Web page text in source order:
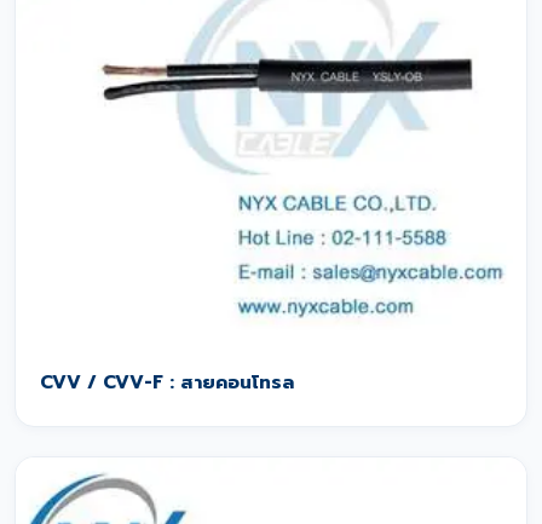
CVV / CVV-F : สายคอนโทรล